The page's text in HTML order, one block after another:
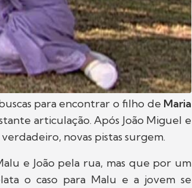
para encontrar o filho de Maria
articulação. Após João Miguel e
novas pistas surgem.
e João pela rua, mas que por um
o caso para Malu e a jovem se